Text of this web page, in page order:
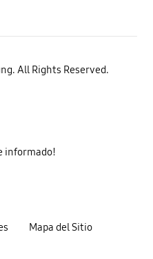
All Rights Reserved.
Mapa del Sitio
informado!